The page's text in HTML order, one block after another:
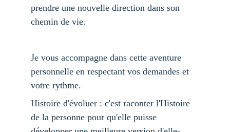
prendre une nouvelle direction dans son
chemin de vie.
Je vous accompagne dans cette aventure
personnelle en respectant vos demandes et
votre rythme.
Histoire d'évoluer : c'est raconter l'Histoire
de la personne pour qu'elle puisse